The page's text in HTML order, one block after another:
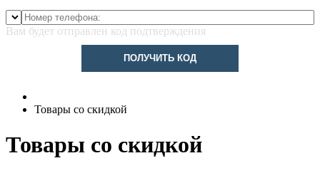
Вам будет отправлен код подтверждения
ПОЛУЧИТЬ КОД
Товары со скидкой
Товары со скидкой